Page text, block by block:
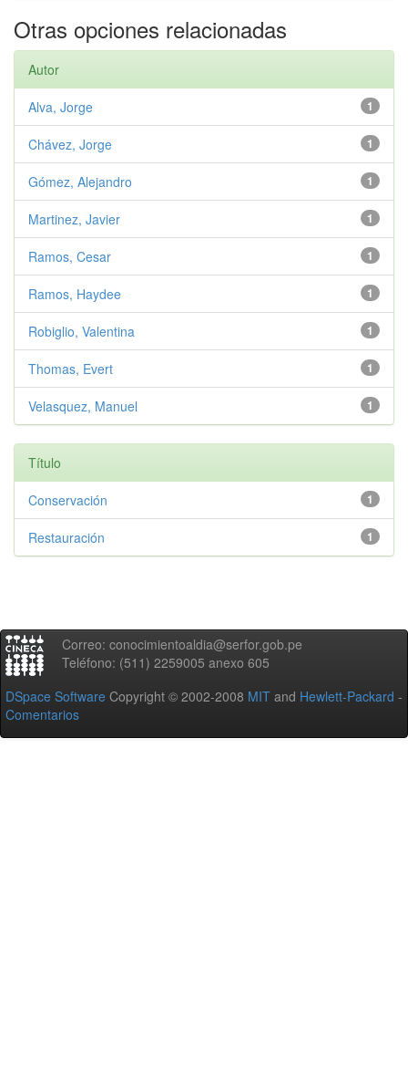
Otras opciones relacionadas
Autor
1
Alva, Jorge
1
Chávez, Jorge
1
Gómez, Alejandro
1
Martinez, Javier
1
Ramos, Cesar
1
Ramos, Haydee
1
Robiglio, Valentina
1
Thomas, Evert
1
Velasquez, Manuel
Título
1
Conservación
1
Restauración
Correo: conocimientoaldia@serfor.gob.pe
Teléfono: (511) 2259005 anexo 605
DSpace Software Copyright © 2002-2008 MIT and Hewlett-Packard -
Comentarios